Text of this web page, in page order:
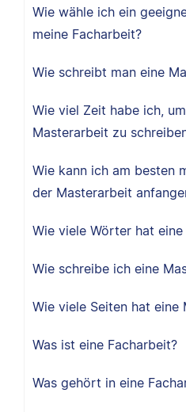
Wie wähle ich ein
meine Facharbeit?
Wie schreibt man eine
Wie viel Zeit habe ich,
Masterarbeit zu
Wie kann ich am besten
der Masterarbeit
Wie viele Wörter hat
Wie schreibe ich eine
Wie viele Seiten hat eine
Was ist eine Facharbeit?
Was gehört in eine